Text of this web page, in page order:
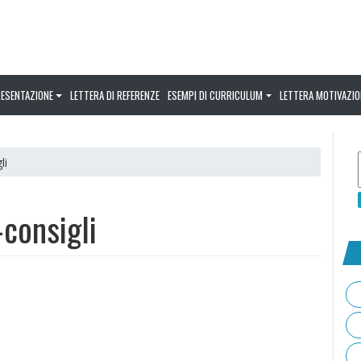
LETTERA DI REFERENZE ESEMPI DI CURRICULUM LETTERA